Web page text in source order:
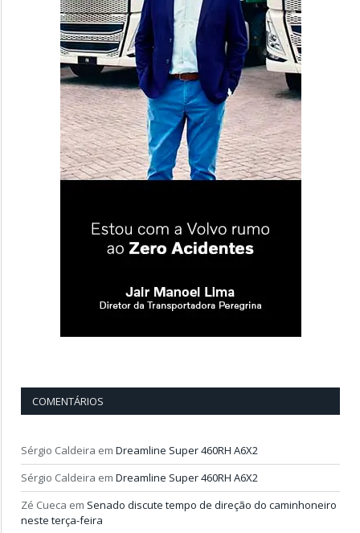
COMENTÁRIOS
Sérgio Caldeira em Dreamline Super 460RH A6X2
Sérgio Caldeira em Dreamline Super 460RH A6X2
Zé Cueca em Senado discute tempo de direção do caminhoneiro
neste terça-feira